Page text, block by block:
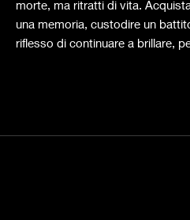
morte, ma ritratti di vita.
una memoria, custodire un
riflesso di continuare a brillare,